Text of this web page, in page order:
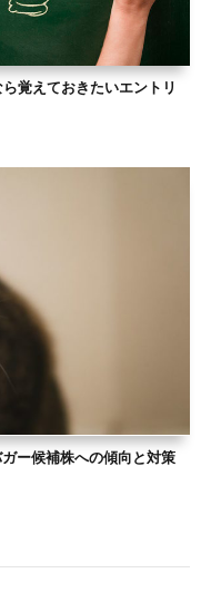
覚えておきたいエントリ
ー候補株への傾向と対策